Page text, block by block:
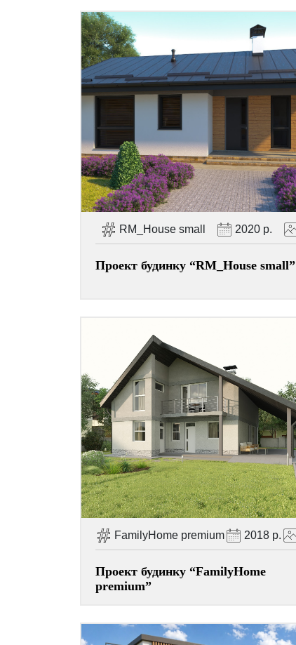
RM_House small 2020 р.
Проект будинку “RM_House small”
FamilyHome premium 2018 р.
Проект будинку “FamilyHome
premium”